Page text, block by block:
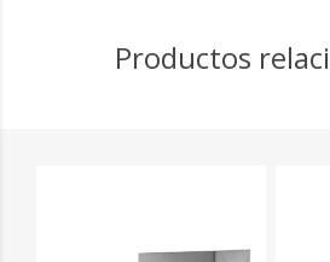
Productos